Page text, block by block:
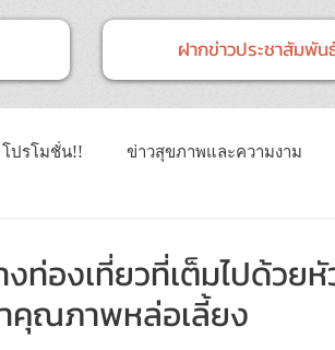
ฝากข่าวประชาสัมพั
โปรโมชั่น!! ข่าวสุขภาพและความงาม
ษา
วเทคโนโลยี IT
ท่องเที่ยวที่เต็มไปด้วยหั
คุณภาพหล่อเลี้ยง